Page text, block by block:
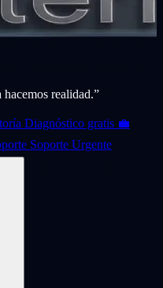
hacemos realidad.”
Diagnóstico gratis 💼
Soporte Urgente